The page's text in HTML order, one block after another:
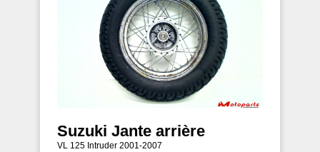
Suzuki Jante arrière
VL 125 Intruder 2001-2007